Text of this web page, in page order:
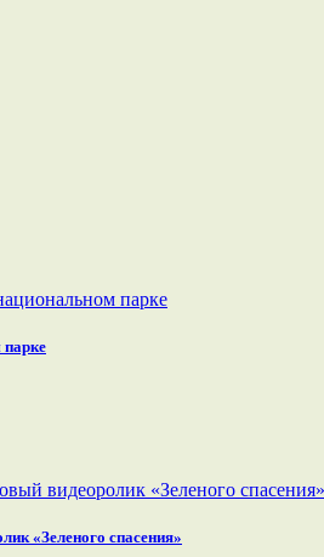
парке
«Зеленого спасения»